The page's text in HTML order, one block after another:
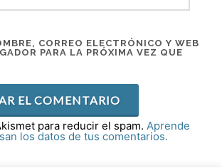
CORREO ELECTRÓNICO Y WEB
PARA LA PRÓXIMA VEZ QUE
para reducir el spam. Aprende
los datos de tus comentarios.